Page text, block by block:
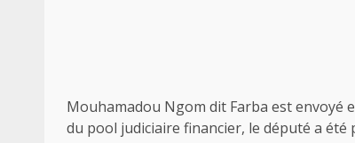
Mouhamadou Ngom dit Farba est envoyé
du pool judiciaire financier, le député a été